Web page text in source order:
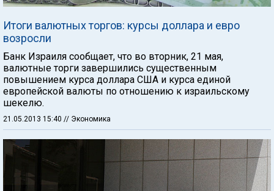
Итоги валютных торгов: курсы доллара и евро
возросли
Банк Израиля сообщает, что во вторник, 21 мая,
валютные торги завершились существенным
повышением курса доллара США и курса единой
европейской валюты по отношению к израильскому
шекелю.
21.05.2013 15:40 // Экономика